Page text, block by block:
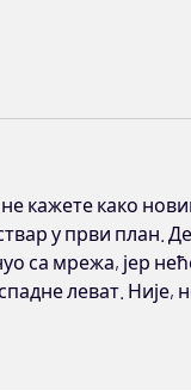
кажете како
у први план.
са мрежа, јер
леват. Није,